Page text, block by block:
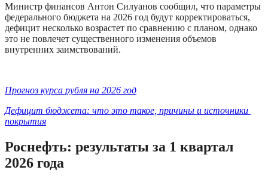
Министр финансов Антон Силуанов сообщил, что параметры
федерального бюджета на 2026 год будут корректироваться,
дефицит несколько возрастет по сравнению с планом, однако
это не повлечет существенного изменения объемов
внутренних заимствований.
Прогноз курса рубля на 2026 год
Дефицит бюджета: что это такое, причины и источники
покрытия
Роснефть: результаты за 1 квартал
2026 года